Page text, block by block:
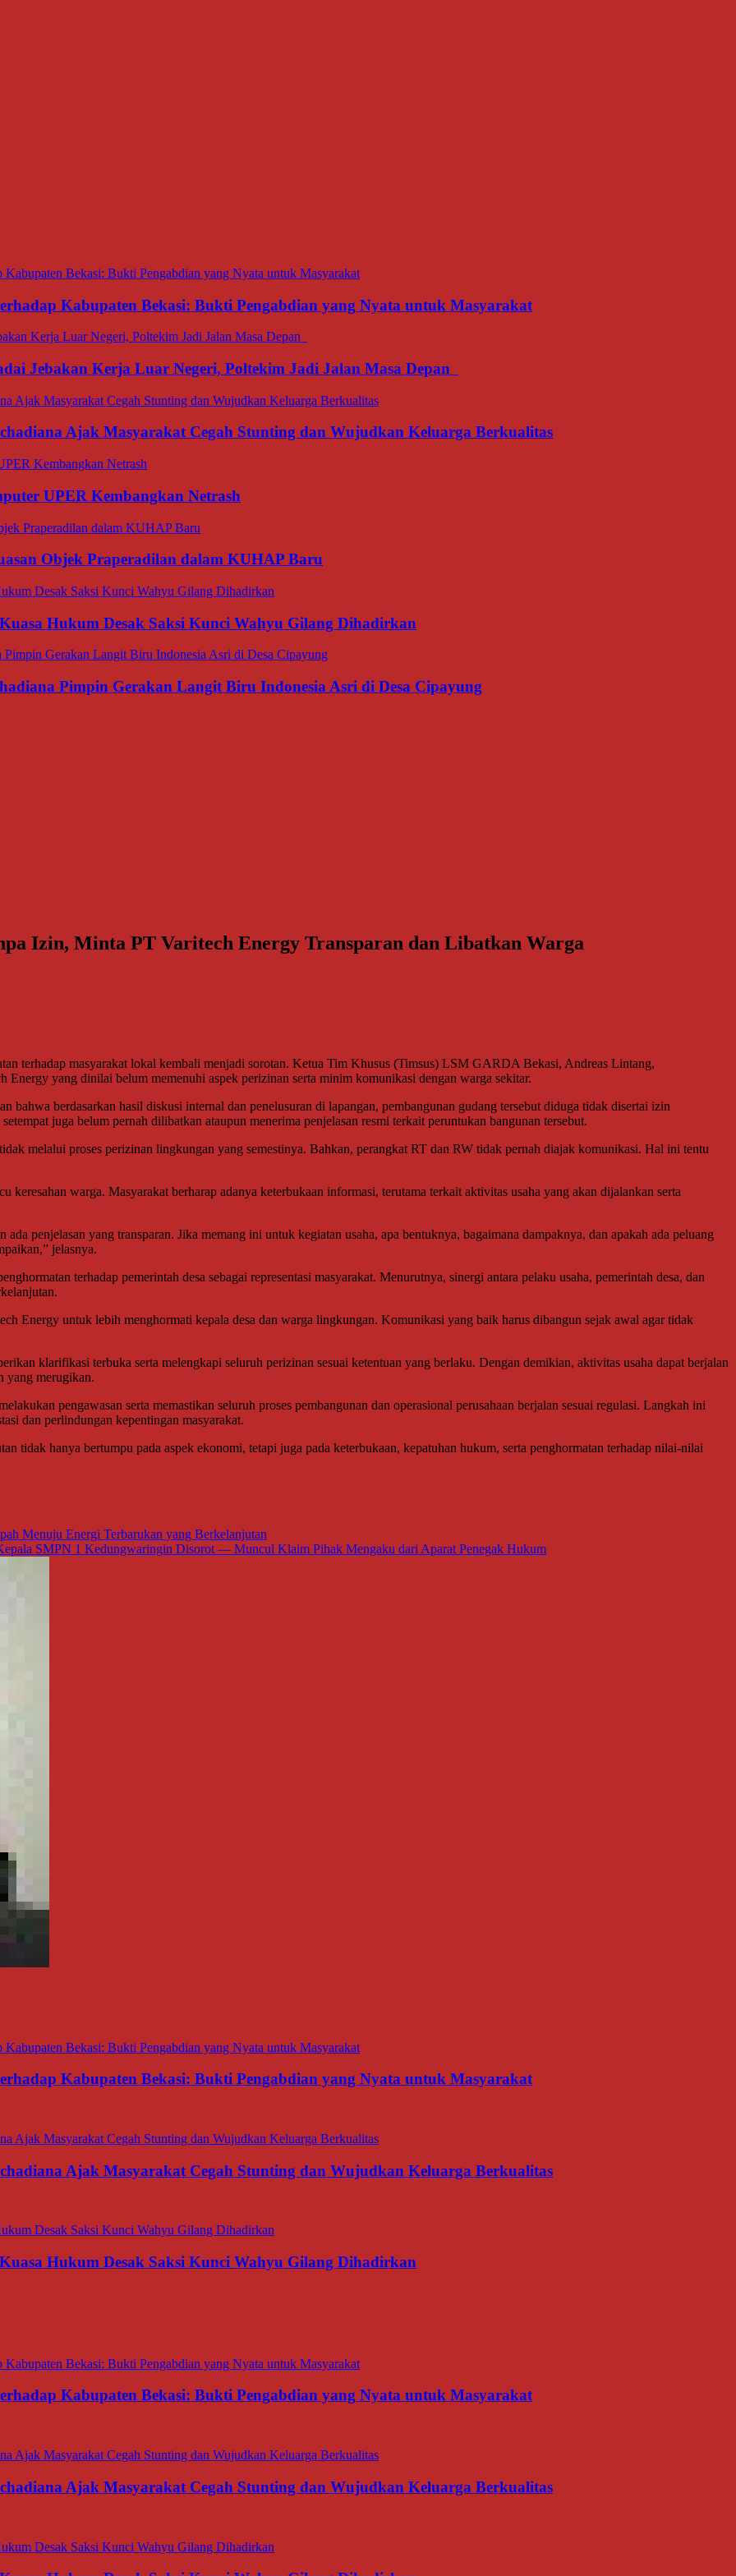
Kabupaten Bekasi: Bukti Pengabdian yang Nyata untuk Masyarakat
Jebakan Kerja Luar Negeri, Poltekim Jadi Jalan Masa Depan
Ajak Masyarakat Cegah Stunting dan Wujudkan Keluarga Berkualitas
UPER Kembangkan Netrash
Objek Praperadilan dalam KUHAP Baru
Hukum Desak Saksi Kunci Wahyu Gilang Dihadirkan
Pimpin Gerakan Langit Biru Indonesia Asri di Desa Cipayung
Izin, Minta PT Varitech Energy Transparan dan Libatkan Warga
terhadap masyarakat lokal kembali menjadi sorotan. Ketua Tim Khusus (Timsus) LSM GARDA Bekasi, Andreas Lintang,
Energy yang dinilai belum memenuhi aspek perizinan serta minim komunikasi dengan warga sekitar.
bahwa berdasarkan hasil diskusi internal dan penelusuran di lapangan, pembangunan gudang tersebut diduga tidak disertai izin
juga belum pernah dilibatkan ataupun menerima penjelasan resmi terkait peruntukan bangunan tersebut.
melalui proses perizinan lingkungan yang semestinya. Bahkan, perangkat RT dan RW tidak pernah diajak komunikasi. Hal ini tentu
keresahan warga. Masyarakat berharap adanya keterbukaan informasi, terutama terkait aktivitas usaha yang akan dijalankan serta
penjelasan yang transparan. Jika memang ini untuk kegiatan usaha, apa bentuknya, bagaimana dampaknya, dan apakah ada peluang
jelasnya.
terhadap pemerintah desa sebagai representasi masyarakat. Menurutnya, sinergi antara pelaku usaha, pemerintah desa, dan
Energy untuk lebih menghormati kepala desa dan warga lingkungan. Komunikasi yang baik harus dibangun sejak awal agar tidak
klarifikasi terbuka serta melengkapi seluruh perizinan sesuai ketentuan yang berlaku. Dengan demikian, aktivitas usaha dapat berjalan
yang merugikan.
pengawasan serta memastikan seluruh proses pembangunan dan operasional perusahaan berjalan sesuai regulasi. Langkah ini
dan perlindungan kepentingan masyarakat.
tidak hanya bertumpu pada aspek ekonomi, tetapi juga pada keterbukaan, kepatuhan hukum, serta penghormatan terhadap nilai-nilai
Menuju Energi Terbarukan yang Berkelanjutan
SMPN 1 Kedungwaringin Disorot — Muncul Klaim Pihak Mengaku dari Aparat Penegak Hukum
Kabupaten Bekasi: Bukti Pengabdian yang Nyata untuk Masyarakat
Ajak Masyarakat Cegah Stunting dan Wujudkan Keluarga Berkualitas
Hukum Desak Saksi Kunci Wahyu Gilang Dihadirkan
Kabupaten Bekasi: Bukti Pengabdian yang Nyata untuk Masyarakat
Ajak Masyarakat Cegah Stunting dan Wujudkan Keluarga Berkualitas